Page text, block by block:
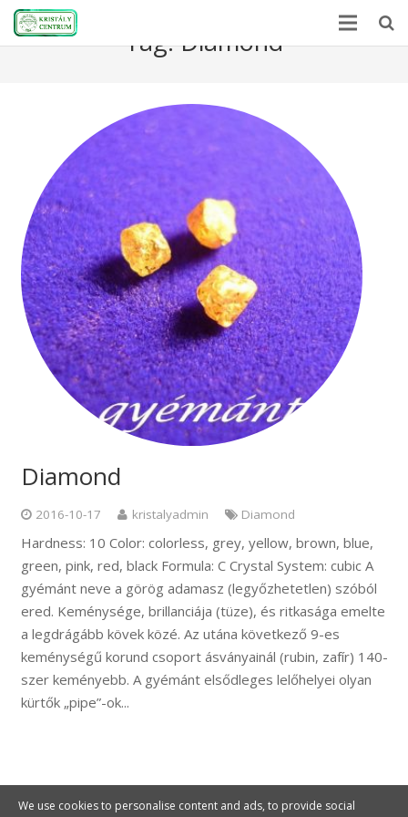
Mineral Power
News
Stones
About Us
Contact us
Webshop
Tag:Diamond
Diamond
2016-10-17 kristalyadmin Diamond
Hardness: 10 Color: colorless, grey, yellow, brown, blue,
green, pink, red, black Formula: C Crystal System: cubic A
gyémánt neve a görög adamasz (legyőzhetetlen) szóból
ered. Keménysége, brillanciája (tüze), és ritkasága emelte
a legdrágább kövek közé. Az utána következő 9-es
keménységű korund csoport ásványainál (rubin, zafír) 140-
szer keményebb. A gyémánt elsődleges lelőhelyei olyan
kürtők „pipe”-ok...
We use cookies to personalise content and ads, to provide social